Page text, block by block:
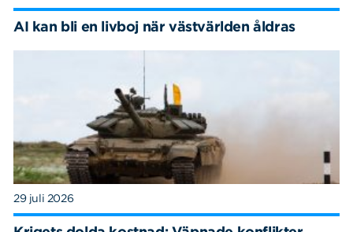
AI kan bli en livboj när västvärlden åldras
29 juli 2026